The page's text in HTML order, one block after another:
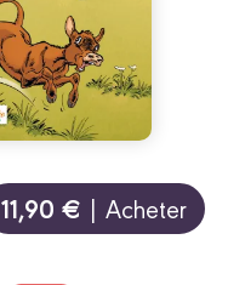
11,90 € | Acheter